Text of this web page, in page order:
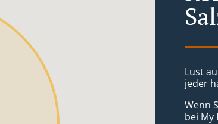
Lust
jeder
Wenn
bei My